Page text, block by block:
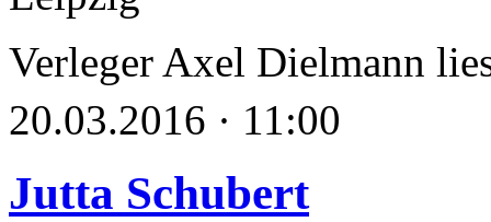
Verleger Axel Dielmann
20.03.2016 · 11:00
Jutta Schubert